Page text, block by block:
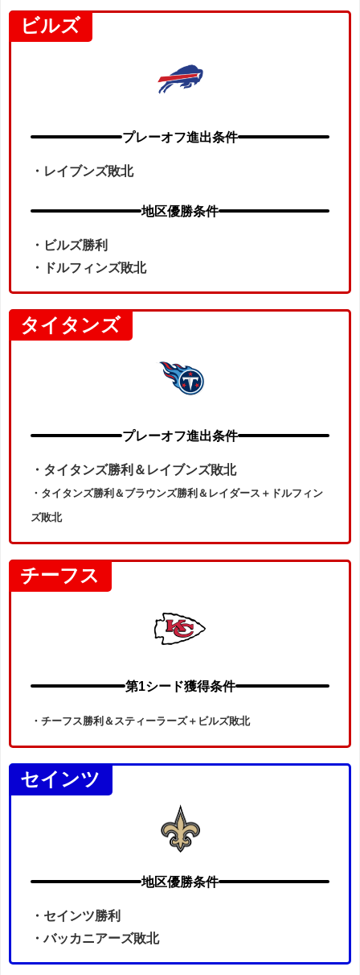
ビルズ
プレーオフ進出条件
・レイブンズ敗北
地区優勝条件
・ビルズ勝利
・ドルフィンズ敗北
タイタンズ
プレーオフ進出条件
・ タイタンズ勝利＆レイブンズ敗北
・タイタンズ勝利＆ブラウンズ勝利＆レイダース＋ドルフィン
ズ敗北
チーフス
第1シード獲得条件
・チーフス勝利＆スティーラーズ＋ビルズ敗北
セインツ
地区優勝条件
・セインツ勝利
・バッカニアーズ敗北